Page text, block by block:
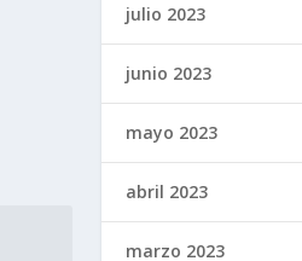
julio 2023
junio 2023
mayo 2023
abril 2023
marzo 2023